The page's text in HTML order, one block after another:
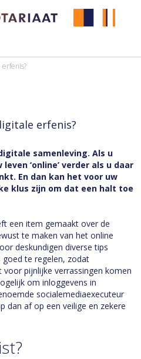
erfenis?
samenleving. Als u
‘online’ verder als u daar
En dan kan het voor uw
klus zijn om dat een halt toe
een item gemaakt over de
te maken van het online
deskundigen diverse tips
te regelen, zodat
pijnlijke verrassingen komen
om inloggevens in
socialemediaexecuteur
dan af op een veilige en zekere